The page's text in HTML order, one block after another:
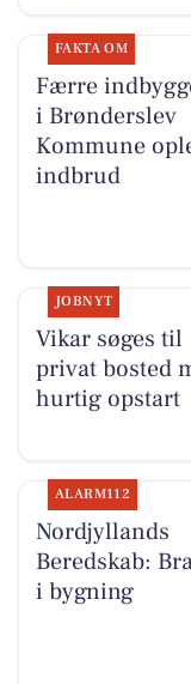
FAKTA OM
Færre
i Brønderslev
Kommune
indbrud
JOBNYT
Vikar søges til
privat bosted
hurtig opstart
ALARM112
Nordjyllands
Beredskab:
i bygning